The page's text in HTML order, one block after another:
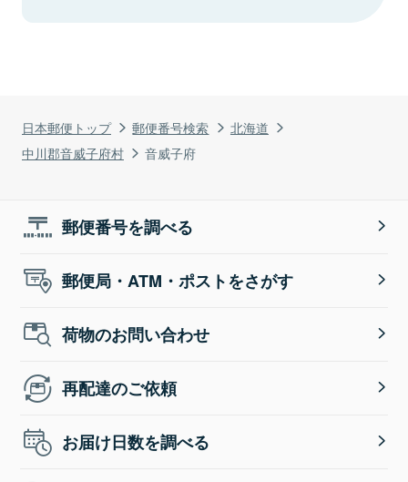
日本郵便トップ 郵便番号検索
北海道
中川郡音威子府村
音威子府
郵便番号を調べる
郵便局・ATM・ポストをさがす
荷物のお問い合わせ
再配達のご依頼
お届け日数を調べる